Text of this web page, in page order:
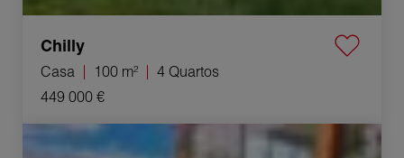
Chilly
Casa 100 m²
4 Quartos
449 000 €
Venda Villa Seyssel 6 Quartos 181 m²